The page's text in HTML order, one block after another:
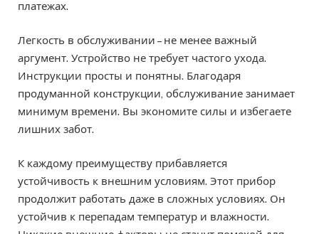
платежах.
Легкость в обслуживании – не менее важный
аргумент. Устройство не требует частого ухода.
Инструкции просты и понятны. Благодаря
продуманной конструкции, обслуживание занимает
минимум времени. Вы экономите силы и избегаете
лишних забот.
К каждому преимуществу прибавляется
устойчивость к внешним условиям. Этот прибор
продолжит работать даже в сложных условиях. Он
устойчив к перепадам температур и влажности.